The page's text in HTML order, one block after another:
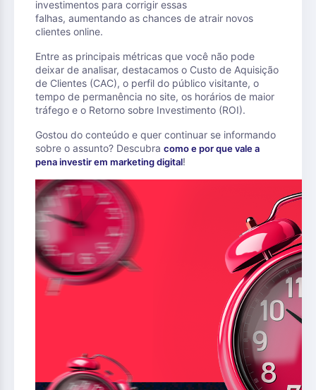
investimentos para corrigir essas
falhas, aumentando as chances de atrair novos
clientes online.
Entre as principais métricas que você não pode
deixar de analisar, destacamos o Custo de Aquisição
de Clientes (CAC), o perfil do público visitante, o
tempo de permanência no site, os horários de maior
tráfego e o Retorno sobre Investimento (ROI).
Gostou do conteúdo e quer continuar se informando
sobre o assunto? Descubra como e por que vale a
pena investir em marketing digital!